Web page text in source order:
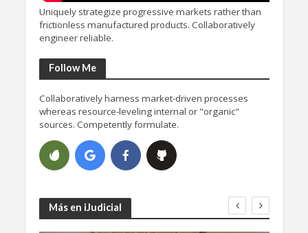
Uniquely strategize progressive markets rather than
frictionless manufactured products. Collaboratively
engineer reliable.
Follow Me
Collaboratively harness market-driven processes
whereas resource-leveling internal or "organic"
sources. Competently formulate.
Más en iJudicial